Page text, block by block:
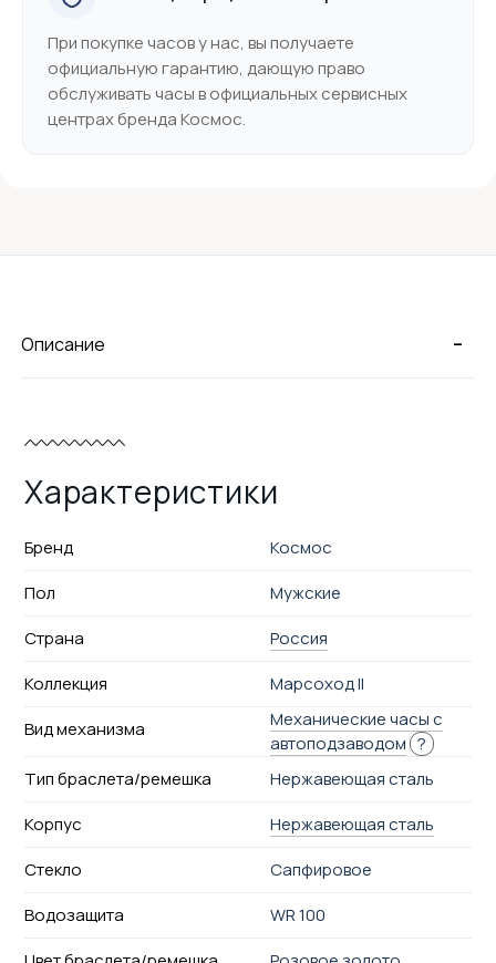
При покупке часов у нас, вы получаете
официальную гарантию, дающую право
обслуживать часы в официальных сервисных
центрах бренда Космос.
-
Описание
Характеристики
Бренд
Космос
Пол
Мужские
Страна
Россия
Коллекция
Марсоход II
Вид механизма
Механические часы с
автоподзаводом ?
Тип браслета/ремешка
Нержавеющая сталь
Корпус
Нержавеющая сталь
Стекло
Сапфировое
Водозащита
WR 100